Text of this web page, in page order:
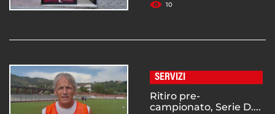
10
SERVIZI
Ritiro pre-
campionato, Serie D....